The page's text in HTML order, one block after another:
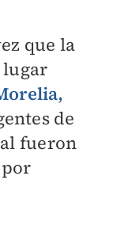
que la
lugar
de
fueron